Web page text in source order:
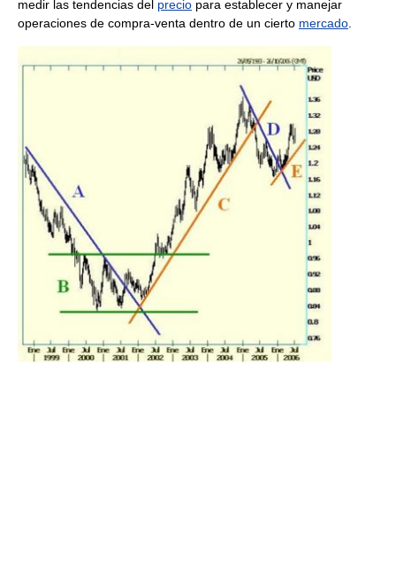
medir las tendencias del precio para establecer y manejar
operaciones de compra-venta dentro de un cierto mercado